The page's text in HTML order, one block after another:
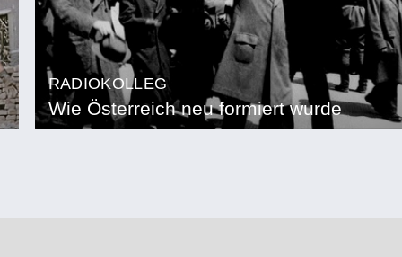
RADIOKOLLEG
Wie Österreich neu formiert wurde